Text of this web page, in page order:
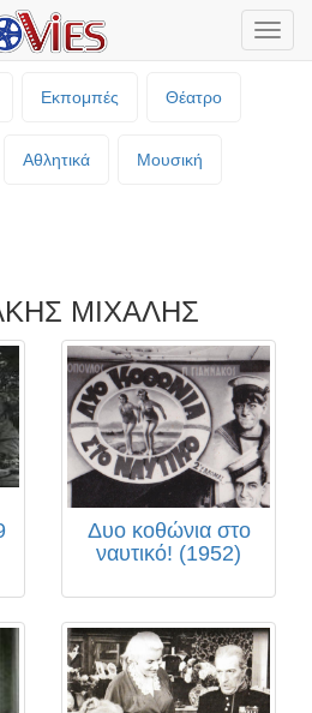
Εκπομπές Θέατρο
Αθλητικά Μουσική
ΜΙΧΑΛΗΣ
Δυο κοθώνια στο
ναυτικό! (1952)